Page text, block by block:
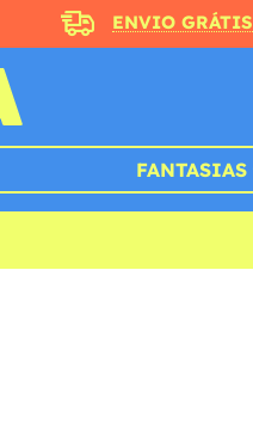
ENVIO GRÁTIS
FANTASIAS